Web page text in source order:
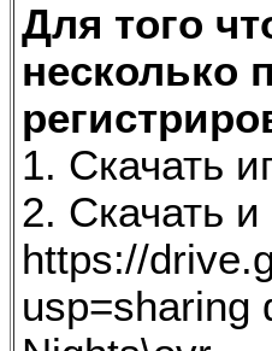
Для того
несколько
1. Скачать
2. Скачать
https://
usp=sharing